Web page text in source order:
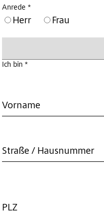
Anrede *
Herr Frau
Ich bin *
Vorname
Straße / Hausnummer
PLZ